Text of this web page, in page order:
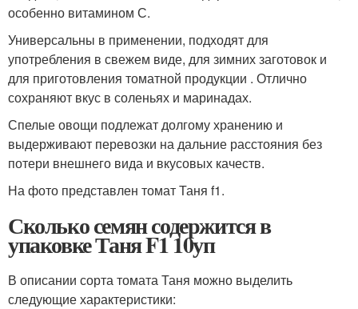
особенно витамином С.
Универсальны в применении, подходят для
употребления в свежем виде, для зимних заготовок и
для приготовления томатной продукции . Отлично
сохраняют вкус в соленьях и маринадах.
Спелые овощи подлежат долгому хранению и
выдерживают перевозки на дальние расстояния без
потери внешнего вида и вкусовых качеств.
На фото представлен томат Таня f1.
Сколько семян содержится в
упаковке Таня F1 10уп
В описании сорта томата Таня можно выделить
следующие характеристики: